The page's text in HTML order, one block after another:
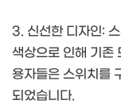
3. 신선한 디자인:
색상으로 인해 기존
용자들은 스위치를
되었습니다.